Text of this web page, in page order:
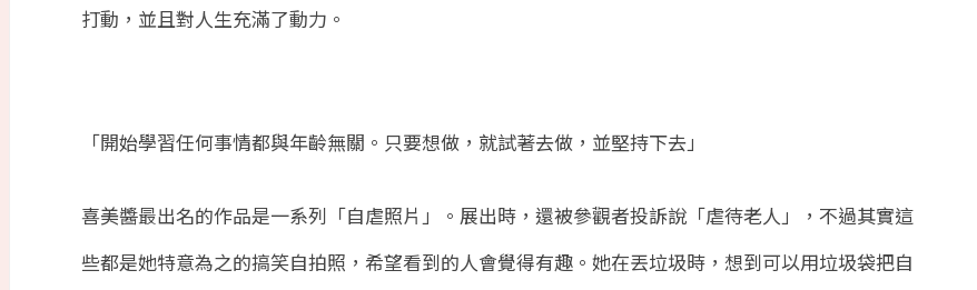
打動，並且對人生充滿了動力。
「開始學習任何事情都與年齡無關。只要想做，就試著去做，並堅持下去」
喜美醬最出名的作品是一系列「自虐照片」。展出時，還被參觀者投訴說「虐待老人」，不過其實這
些都是她特意為之的搞笑自拍照，希望看到的人會覺得有趣。她在丟垃圾時，想到可以用垃圾袋把自